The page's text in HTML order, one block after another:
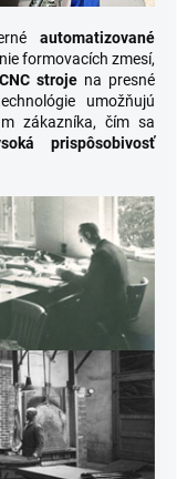
automatizované
formovacích zmesí,
CNC strojena presné
umožňujú
zákazníka, čím sa
prispôsobivosť